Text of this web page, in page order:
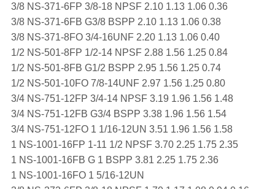
3/8 NS-371-6FP 3/8-18 NPSF 2.10 1.13 1.06 0.36
3/8 NS-371-6FB G3/8 BSPP 2.10 1.13 1.06 0.38
3/8 NS-371-8FO 3/4-16UNF 2.20 1.13 1.06 0.40
1/2 NS-501-8FP 1/2-14 NPSF 2.88 1.56 1.25 0.84
1/2 NS-501-8FB G1/2 BSPP 2.95 1.56 1.25 0.74
1/2 NS-501-10FO 7/8-14UNF 2.97 1.56 1.25 0.80
3/4 NS-751-12FP 3/4-14 NPSF 3.19 1.96 1.56 1.48
3/4 NS-751-12FB G3/4 BSPP 3.38 1.96 1.56 1.54
3/4 NS-751-12FO 1 1/16-12UN 3.51 1.96 1.56 1.58
1 NS-1001-16FP 1-11 1/2 NPSF 3.70 2.25 1.75 2.35
1 NS-1001-16FB G 1 BSPP 3.81 2.25 1.75 2.36
1 NS-1001-16FO 1 5/16-12UN